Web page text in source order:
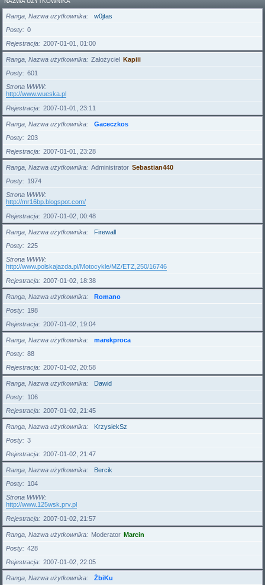
Ranga, Nazwa użytkownika
w0jtas
Posty
0
Rejestracja
2007-01-01, 01:00
Ranga, Nazwa użytkownika Założyciel Kapiii
Posty
601
Strona WWW
http://www.wueska.pl
Rejestracja
2007-01-01, 23:11
Ranga, Nazwa użytkownika
Gaceczkos
Posty
203
Rejestracja
2007-01-01, 23:28
Ranga, Nazwa użytkownika Administrator Sebastian440
Posty
1974
Strona WWW
http://mr16bp.blogspot.com/
Rejestracja
2007-01-02, 00:48
Ranga, Nazwa użytkownika
Firewall
Posty
225
Strona WWW
http://www.polskajazda.pl/Motocykle/MZ/ETZ,250/16746
Rejestracja
2007-01-02, 18:38
Ranga, Nazwa użytkownika
Romano
Posty
198
Rejestracja
2007-01-02, 19:04
Ranga, Nazwa użytkownika
marekproca
Posty
88
Rejestracja
2007-01-02, 20:58
Ranga, Nazwa użytkownika
Dawid
Posty
106
Rejestracja
2007-01-02, 21:45
Ranga, Nazwa użytkownika
KrzysiekSz
Posty
3
Rejestracja
2007-01-02, 21:47
Ranga, Nazwa użytkownika
Bercik
Posty
104
Strona WWW
http://www.125wsk.prv.pl
Rejestracja
2007-01-02, 21:57
Ranga, Nazwa użytkownika Moderator Marcin
Posty
428
Rejestracja
2007-01-02, 22:05
Ranga, Nazwa użytkownika
ŻbiKu